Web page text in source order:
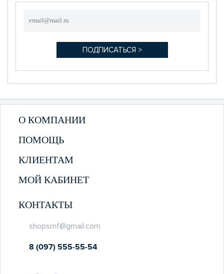
О КОМПАНИИ
ПОМОЩЬ
КЛИЕНТАМ
МОЙ КАБИНЕТ
КОНТАКТЫ
shopsmf@gmail.com
8 (097) 555-55-54